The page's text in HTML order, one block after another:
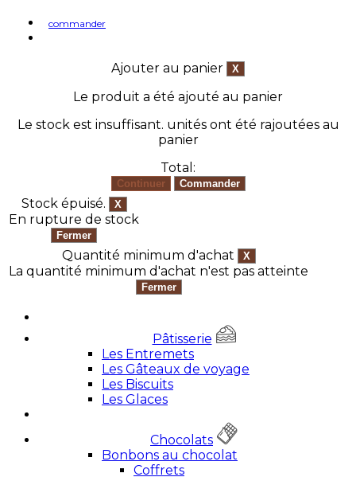
commander
Ajouter au panier
Le produit a été ajouté au panier
Le stock est insuffisant. unités ont été rajoutées au
panier
Total:
Stock épuisé.
En rupture de stock
Quantité minimum d'achat
La quantité minimum d'achat n'est pas atteinte
Pâtisserie
Les Entremets
Les Gâteaux de voyage
Les Biscuits
Les Glaces
Chocolats
Bonbons au chocolat
Coffrets